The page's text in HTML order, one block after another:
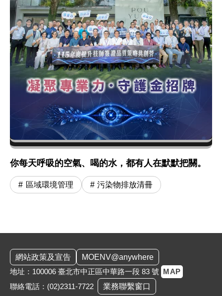
你每天呼吸的空氣、喝的水，都有人在默默把關。
區域環境管理 污染物排放清冊
網站政策及宣告
MOENV@anywhere
地址：100006 臺北市中正區中華路一段 83 號 MAP
聯絡電話： (02)2311-7722 業務聯繫窗口